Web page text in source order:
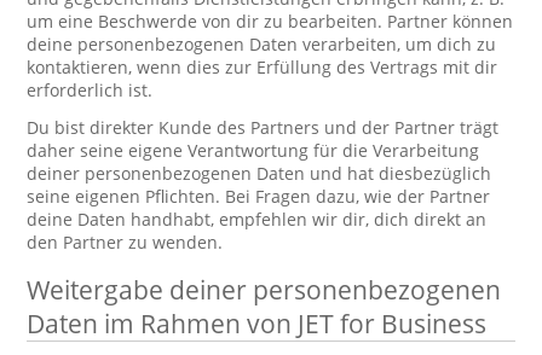
um eine Beschwerde von dir zu bearbeiten. Partner können
deine personenbezogenen Daten verarbeiten, um dich zu
kontaktieren, wenn dies zur Erfüllung des Vertrags mit dir
erforderlich ist.
Du bist direkter Kunde des Partners und der Partner trägt
daher seine eigene Verantwortung für die Verarbeitung
deiner personenbezogenen Daten und hat diesbezüglich
seine eigenen Pflichten. Bei Fragen dazu, wie der Partner
deine Daten handhabt, empfehlen wir dir, dich direkt an
den Partner zu wenden.
Weitergabe deiner personenbezogenen
Daten im Rahmen von JET for Business